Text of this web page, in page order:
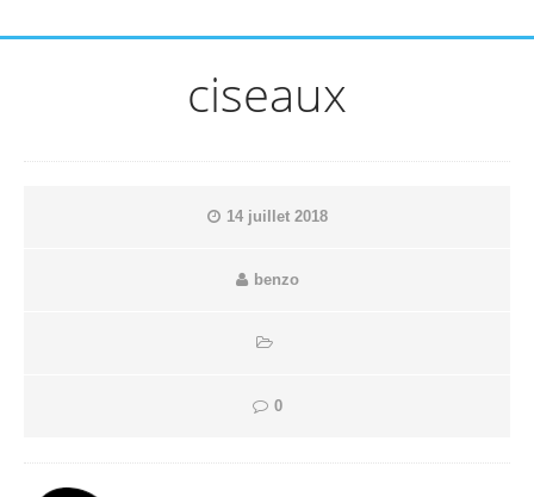
ciseaux
14 juillet 2018
benzo
0